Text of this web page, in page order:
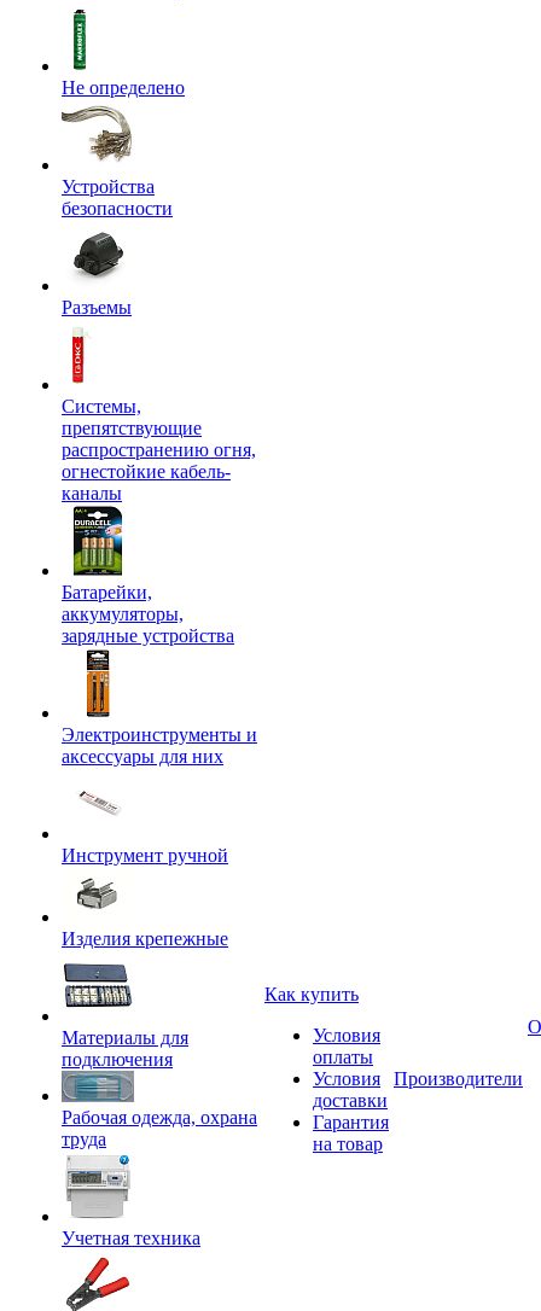
Не определено
Устройства
безопасности
Разъемы
Системы,
препятствующие
распространению огня,
огнестойкие кабель-
каналы
Батарейки,
аккумуляторы,
зарядные устройства
Электроинструменты и
аксессуары для них
Инструмент ручной
Изделия крепежные
Материалы для
подключения
Рабочая одежда, охрана
труда
Учетная техника
Как купить
Условия
оплаты
Условия
доставки
Гарантия
на товар
Производители